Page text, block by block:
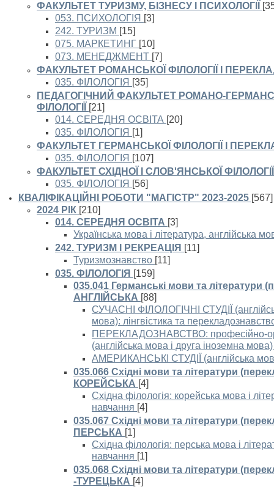
ФАКУЛЬТЕТ ТУРИЗМУ, БІЗНЕСУ І ПСИХОЛОГІЇ
053. ПСИХОЛОГІЯ [3]
242. ТУРИЗМ [15]
075. МАРКЕТИНГ [10]
073. МЕНЕДЖМЕНТ [7]
ФАКУЛЬТЕТ РОМАНСЬКОЇ ФІЛОЛОГІЇ І
035. ФІЛОЛОГІЯ [35]
ПЕДАГОГІЧНИЙ ФАКУЛЬТЕТ РОМАНО-
ФІЛОЛОГІЇ
[21]
014. СЕРЕДНЯ ОСВІТА [20]
035. ФІЛОЛОГІЯ [1]
ФАКУЛЬТЕТ ГЕРМАНСЬКОЇ ФІЛОЛОГІЇ І
035. ФІЛОЛОГІЯ [107]
ФАКУЛЬТЕТ СХІДНОЇ І СЛОВ'ЯНСЬКОЇ ФІЛОЛОГІЇ
035. ФІЛОЛОГІЯ [56]
КВАЛІФІКАЦІЙНІ РОБОТИ "МАГІСТР" 2023-2025 [567]
2024 РІК [210]
014. СЕРЕДНЯ ОСВІТА [3]
Українська мова і література, англійська
242. ТУРИЗМ І РЕКРЕАЦІЯ [11]
Туризмознавство [11]
035. ФІЛОЛОГІЯ [159]
035.041 Германські мови та літератури
АНГЛІЙСЬКА [88]
СУЧАСНІ ФІЛОЛОГІЧНІ СТУДІЇ
мова): лінгвістика та
ПЕРЕКЛАДОЗНАВСТВО: професійно-
(англійська мова і друга іноземна мова)
АМЕРИКАНСЬКІ СТУДІЇ (англійська
035.066 Східні мови та літератури
КОРЕЙСЬКА [4]
Східна філологія: корейська мова і
навчання [4]
035.067 Східні мови та літератури
ПЕРСЬКА [1]
Східна філологія: перська мова і
навчання [1]
035.068 Східні мови та літератури
-ТУРЕЦЬКА [4]